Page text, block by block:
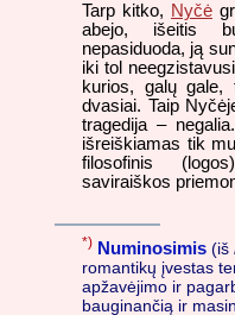
Tarp kitko, Nyčė
abejo, išeitis
nepasiduoda, ją
iki tol
kurios, galų gale,
dvasiai. Taip
tragedija –
išreiškiamas tik
filosofinis
saviraiškos
*) Numinosimis (iš
romantikų įvestas
apžavėjimo ir
bauginančią ir